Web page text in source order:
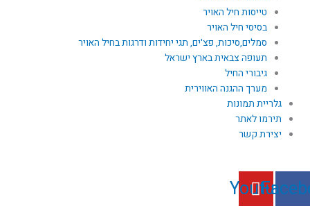
טייסות חיל האויר
בסיסי חיל האויר
סמלים,סיכות, פצ'ים, תגי יחידות ודרגות בחיל האויר
תעופה צבאית בארץ ישראל
גיבורי החיל
מערך ההגנה האווירית
גלריית תמונות
תירמו לאתר
יצירת קשר
Youtube